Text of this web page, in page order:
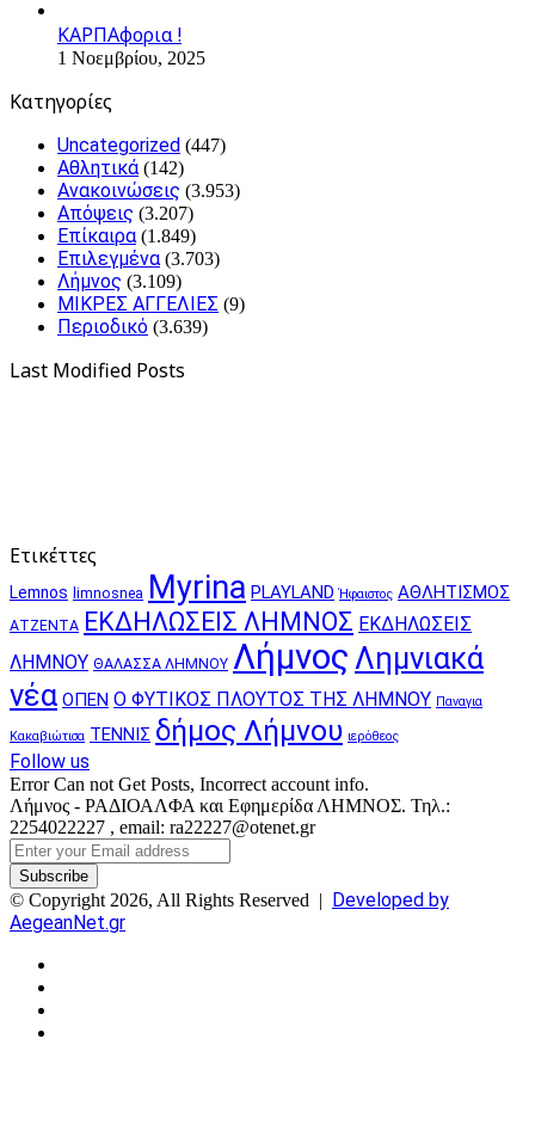
ΚΑΡΠΑφορια !
1 Νοεμβρίου, 2025
Kατηγορίες
Uncategorized (447)
Αθλητικά (142)
Ανακοινώσεις (3.953)
Απόψεις (3.207)
Επίκαιρα (1.849)
Επιλεγμένα (3.703)
Λήμνος (3.109)
ΜΙΚΡΕΣ ΑΓΓΕΛΙΕΣ (9)
Περιοδικό (3.639)
Last Modified Posts
Ετικέττες
Lemnos limnosnea Myrina PLAYLAND Ήφαιστος ΑΘΛΗΤΙΣΜΟΣ
ΑΤΖΕΝΤΑ ΕΚΔΗΛΩΣΕΙΣ ΛΗΜΝΟΣ ΕΚΔΗΛΩΣΕΙΣ
ΛΗΜΝΟΥ ΘΑΛΑΣΣΑ ΛΗΜΝΟΥ Λήμνος Λημνιακά
νέα ΟΠΕΝ Ο ΦΥΤΙΚΟΣ ΠΛΟΥΤΟΣ ΤΗΣ ΛΗΜΝΟΥ Παναγια
Κακαβιώτισα ΤΕΝΝΙΣ δήμος Λήμνου ιερόθεος
Follow us
Error Can not Get Posts, Incorrect account info.
Λήμνος - ΡΑΔΙΟΑΛΦΑ και Εφημερίδα ΛΗΜΝΟΣ. Τηλ.:
2254022227 , email: ra22227@otenet.gr
Enter
your
Email
address
© Copyright 2026, All Rights Reserved |
Developed by
AegeanNet.gr